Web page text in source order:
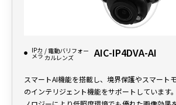
IPカ
メラ
/ 電動バリフォー
カルレンズ
AIC-IP4DVA-AI
スマートAI機能を搭載し、境界保護やスマート
のインテリジェント機能をサポートしています